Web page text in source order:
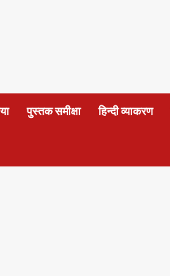
पुस्तक समीक्षा हिन्दी व्याकरण